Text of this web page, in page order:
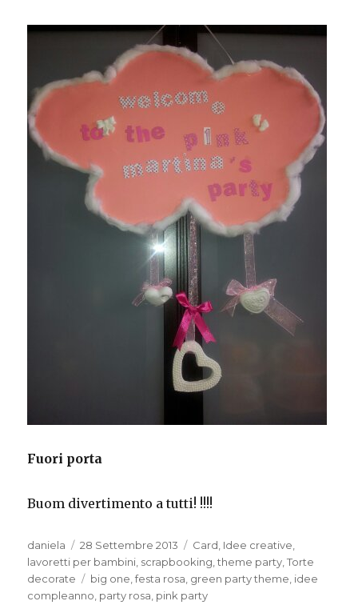
Fuori porta
Buom divertimento a tutti! !!!!
Autore
daniela
Pubblicato
il
28 Settembre 2013 Categorie
Card Idee creative
lavoretti per bambini scrapbooking ,theme party ,Torte
decorate
Tag
big one ,festa rosa green party theme idee
compleanno party rosa pink party